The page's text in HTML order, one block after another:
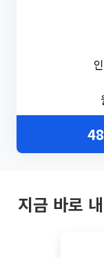
지금 바로 내